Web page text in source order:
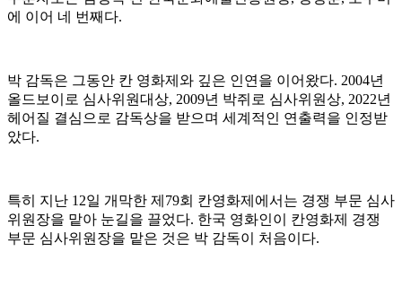
에 이어 네 번째다.
박 감독은 그동안 칸 영화제와 깊은 인연을 이어왔다. 2004년
올드보이로 심사위원대상, 2009년 박쥐로 심사위원상, 2022년
헤어질 결심으로 감독상을 받으며 세계적인 연출력을 인정받
았다.
특히 지난 12일 개막한 제79회 칸영화제에서는 경쟁 부문 심사
위원장을 맡아 눈길을 끌었다. 한국 영화인이 칸영화제 경쟁
부문 심사위원장을 맡은 것은 박 감독이 처음이다.